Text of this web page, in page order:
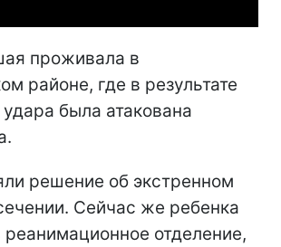
проживала в
районе, где в результате
была атакована
решение об экстренном
Сейчас же ребенка
реанимационное отделение,